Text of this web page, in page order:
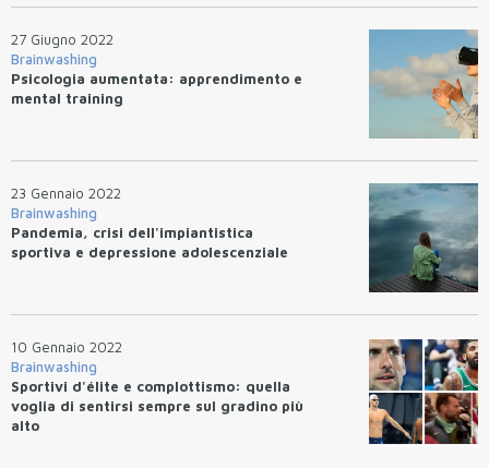
27 Giugno 2022
Brainwashing
Psicologia aumentata: apprendimento e
mental training
23 Gennaio 2022
Brainwashing
Pandemia, crisi dell'impiantistica
sportiva e depressione adolescenziale
10 Gennaio 2022
Brainwashing
Sportivi d'élite e complottismo: quella
voglia di sentirsi sempre sul gradino più
alto